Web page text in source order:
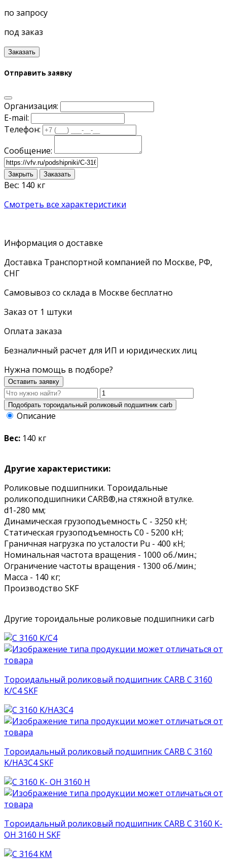
по запросу
под заказ
Заказать
Отправить заявку
Организация:
E-mail:
Телефон:
Сообщение:
Закрыть Заказать
Вес: 140 кг
Смотреть все характеристики
Информация о доставке
Доставка Транспортной компанией по Москве, РФ,
СНГ
Самовывоз со склада в Москве бесплатно
Заказ от 1 штуки
Оплата заказа
Безналичный расчет для ИП и юридических лиц
Нужна помощь в подборе?
Оставить заявку
Описание
Вес: 140 кг
Другие характеристики:
Роликовые подшипники. Тороидальные
роликоподшипники CARB®,на стяжной втулке.
d1-280 мм;
Динамическая грузоподъемность C - 3250 кН;
Статическая грузоподъемность C0 - 5200 кН;
Граничная нагрузка по усталости Pu - 400 кН;
Номинальная частота вращения - 1000 об./мин.;
Ограничение частоты вращения - 1300 об./мин.;
Масса - 140 кг;
Производство SKF
Другие тороидальные роликовые подшипники carb
Тороидальный роликовый подшипник CARB C 3160
K/C4 SKF
Тороидальный роликовый подшипник CARB C 3160
K/HA3C4 SKF
Тороидальный роликовый подшипник CARB C 3160 K-
OH 3160 H SKF